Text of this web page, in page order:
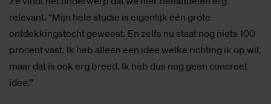
relevant. “Mijn hele studie is eigenlijk één grote
ontdekkingstocht geweest. En zelfs nu staat nog niets 100
procent vast. Ik heb alleen een idee welke richting ik op wil,
maar dat is ook erg breed. Ik heb dus nog geen concreet
idee.”